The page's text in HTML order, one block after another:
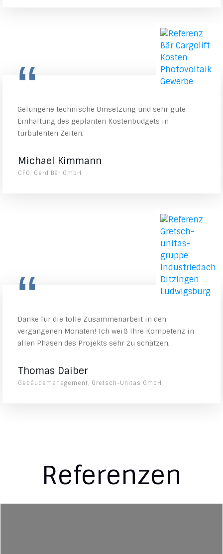
“
Gelungene technische Umsetzung und sehr gute
Einhaltung des geplanten Kostenbudgets in
turbulenten Zeiten.
Michael Kimmann
CFO, Gerd Bär GmbH
“
Danke für die tolle Zusammenarbeit in den
vergangenen Monaten! Ich weiß Ihre Kompetenz in
allen Phasen des Projekts sehr zu schätzen.
Thomas Daiber
Gebäudemanagement, Gretsch-Unitas GmbH
Referenzen